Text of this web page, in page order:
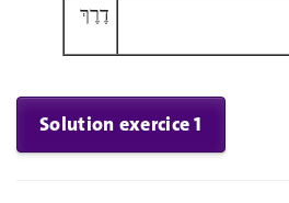
דֶרֶךְ
Solution exercice 1